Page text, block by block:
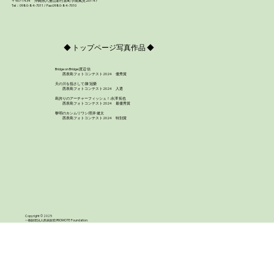
外来植物オオミフクラギの防除活動を行いまし
Tel：0980-84-7011 / Fax:0980-84-7010
◆ トップページ写真作品 ◆
Bridge on Bridge:渡辺 信
西表島フォトコンテスト2024 優秀賞
天の川を指さして:陳 冠榮
西表島フォトコンテスト2024 入選
島誇りのアーチャーフィッシュ！:永澤 拓也
西表島フォトコンテスト2024 最優秀賞
黎明のカンムリワシ:照井 健太
西表島フォトコンテスト2024 特別賞
Copyright © 2025
一般財団法人西表財団 IRIOMOTE Foundation.